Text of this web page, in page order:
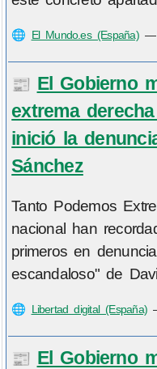
🌐 El Mundo.es (España)
📰 El Gobierno
extrema
inició la
Sánchez
Tanto Podemos
nacional han
primeros en
escandaloso" de
🌐 Libertad digital (España)
📰 El Gobierno